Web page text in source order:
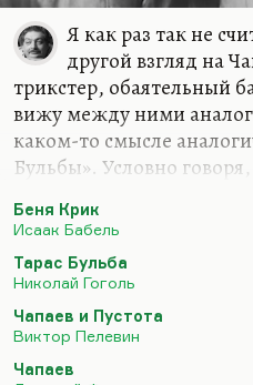
Я как раз так не
другой взгляд на
трикстер, обаятельный
вижу между ними
каком-то смысле
Бульбы». Условно
любом случае это не про
А Чапаев — это совсем
путать Чапаева у
Фурманова. Чапаев у
герой становящийся. И
Беня Крик
Исаак Бабель
Тарас Бульба
Николай Гоголь
Чапаев и Пустота
Виктор Пелевин
Чапаев